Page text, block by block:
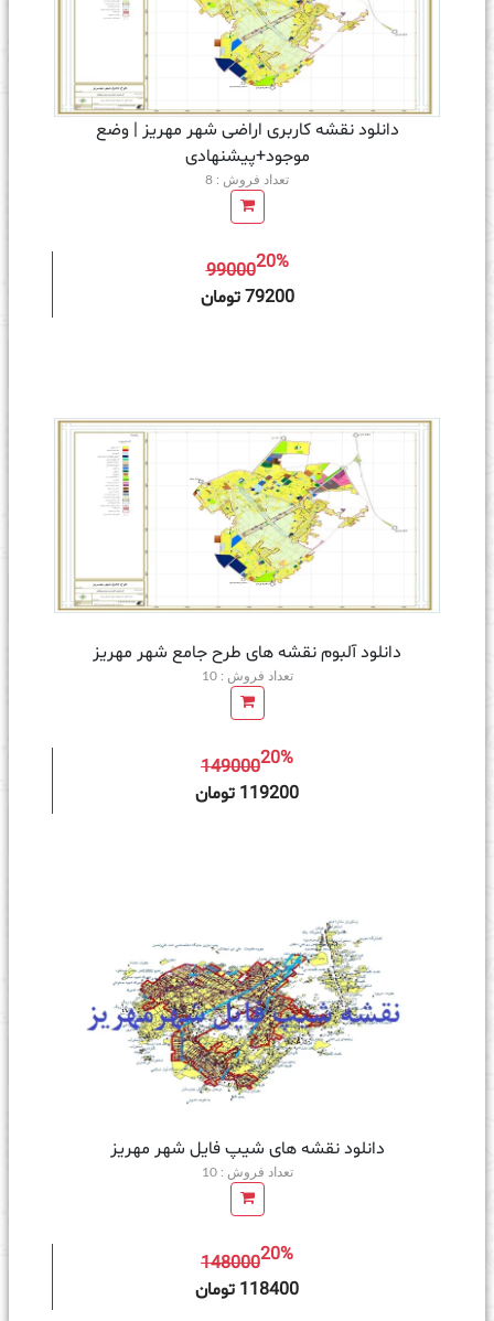
دانلود نقشه کاربری اراضی شهر مهریز | وضع
موجود+پیشنهادی
تعداد فروش : 8
9900020%
79200 تومان
دانلود آلبوم نقشه های طرح جامع شهر مهریز
تعداد فروش : 10
14900020%
119200 تومان
دانلود نقشه های شیپ فایل شهر مهریز
تعداد فروش : 10
14800020%
118400 تومان